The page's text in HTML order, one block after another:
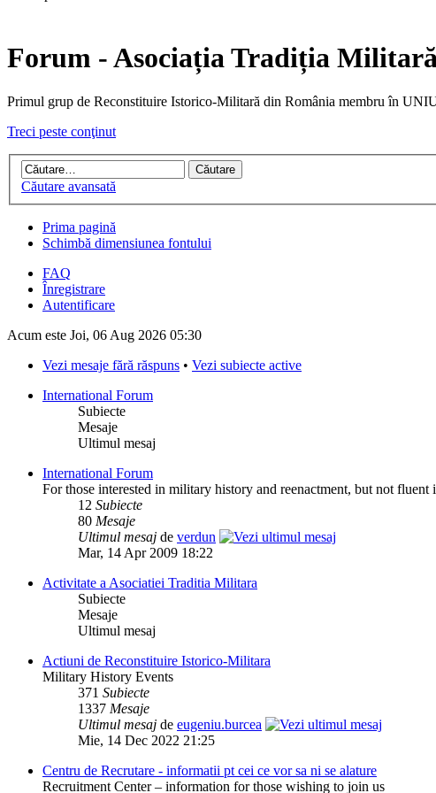
Forum - Asociația Tradiția
Primul grup de Reconstituire Istorico-Militară din România membru în
Treci peste conţinut
Căutare avansată
Prima pagină
Schimbă dimensiunea fontului
FAQ
Înregistrare
Autentificare
Acum este Joi, 06 Aug 2026 05:30
Vezi mesaje fără răspuns • Vezi subiecte active
International Forum
Subiecte
Mesaje
Ultimul mesaj
International Forum
For those interested in military history and reenactment, but not
12 Subiecte
80 Mesaje
Ultimul mesaj de verdun
Mar, 14 Apr 2009 18:22
Activitate a Asociatiei Traditia Militara
Subiecte
Mesaje
Ultimul mesaj
Actiuni de Reconstituire Istorico-Militara
Military History Events
371 Subiecte
1337 Mesaje
Ultimul mesaj de eugeniu.burcea
Mie, 14 Dec 2022 21:25
Centru de Recrutare - informatii pt cei ce vor sa ni se alature
Recruitment Center – information for those wishing to join us